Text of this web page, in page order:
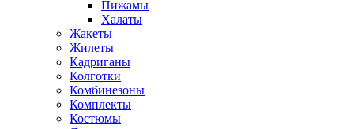
Пижамы
Халаты
Жакеты
Жилеты
Кадриганы
Колготки
Комбинезоны
Комплекты
Костюмы